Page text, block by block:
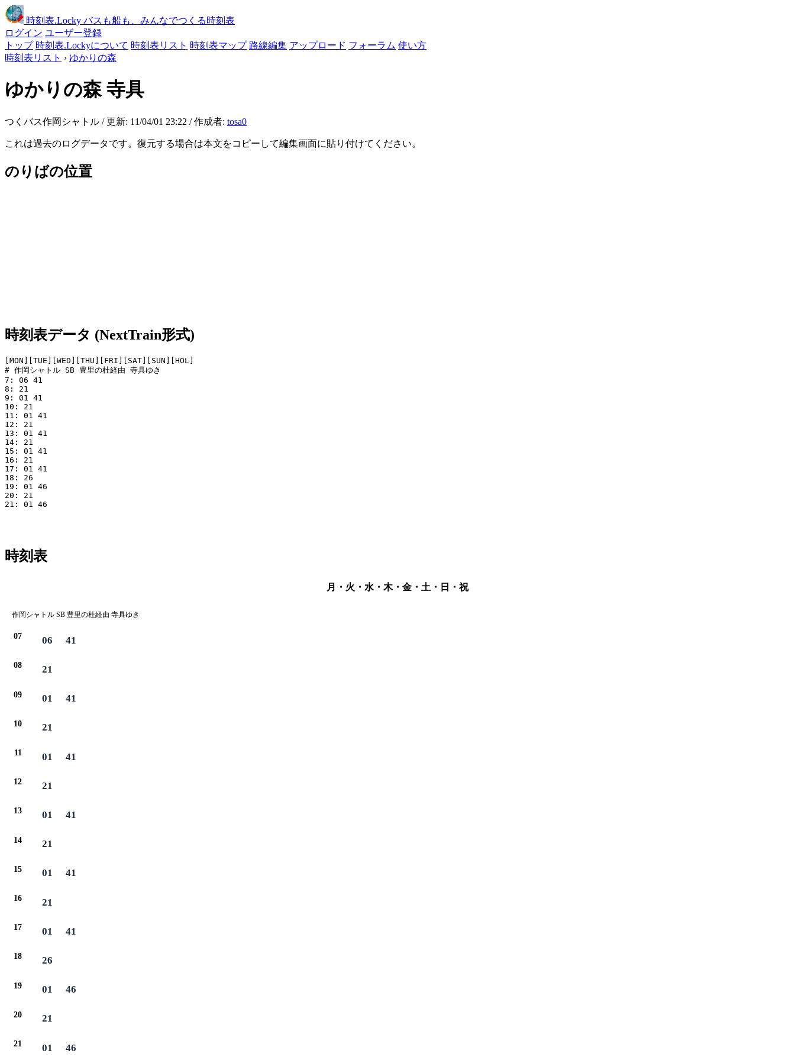
時刻表.Locky バスも船も、みんなでつくる時刻表
ログイン ユーザー登録
トップ 時刻表.Lockyについて 時刻表リスト 時刻表マップ 路線編集 アップロード フォーラム 使い方
時刻表リスト › ゆかりの森
ゆかりの森寺具
つくバス作岡シャトル / 更新: 11/04/01 23:22 / 作成者: tosa0
これは過去のログデータです。復元する場合は本文をコピーして編集画面に貼り付けてください。
のりばの位置
時刻表データ (NextTrain形式)
[MON][TUE][WED][THU][FRI][SAT][SUN][HOL]
# 作岡シャトル SB 豊里の杜経由 寺具ゆき
7: 06 41
8: 21
9: 01 41
10: 21
11: 01 41
12: 21
13: 01 41
14: 21
15: 01 41
16: 21
17: 01 41
18: 26
19: 01 46
20: 21
21: 01 46
時刻表
月・火・水・木・金・土・日・祝
作岡シャトル SB 豊里の杜経由 寺具ゆき
07 06 41
08 21
09 01 41
10 21
11 01 41
12 21
13 01 41
14 21
15 01 41
16 21
17 01 41
18 26
19 01 46
20 21
21 01 46